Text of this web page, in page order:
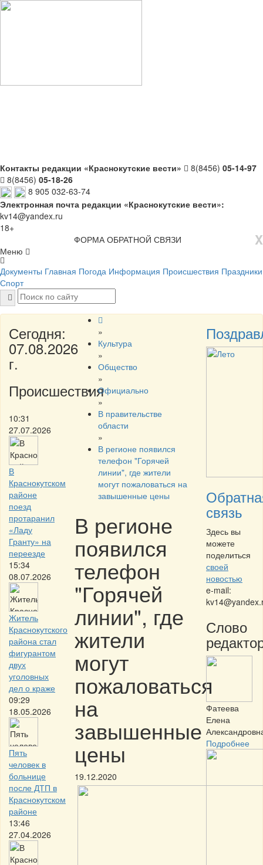
Контакты редакции «Краснокутские вести» 8(8456) 05-14-97
8(8456) 05-18-26
8 905 032-63-74
Электронная почта редакции «Краснокутские вести»:
kv14@yandex.ru
18+
X
ФОРМА ОБРАТНОЙ СВЯЗИ
Меню
Документы Главная Погода Информация Происшествия Праздники
Спорт
Сегодня:
07.08.2026
г.
Происшествия
10:31
27.07.2026
В
Краснокутском
районе
поезд
протаранил
«Ладу
Гранту» на
переезде
15:34
08.07.2026
Житель
Краснокутского
района стал
фигурантом
двух
уголовных
дел о краже
09:29
18.05.2026
Пять
человек в
больнице
после ДТП в
Краснокутском
районе
13:46
27.04.2026
»
Культура
»
Общество
»
Официально
»
В правительстве
области
»
В регионе появился
телефон "Горячей
линии", где жители
могут пожаловаться на
завышенные цены
В регионе
появился
телефон
"Горячей
линии", где
жители
могут
пожаловаться
на
завышенные
цены
19.12.2020
связь
Здесь вы
можете
поделиться
своей
новостью
e-mail:
Слово
Фатеева
Елена
Подробнее